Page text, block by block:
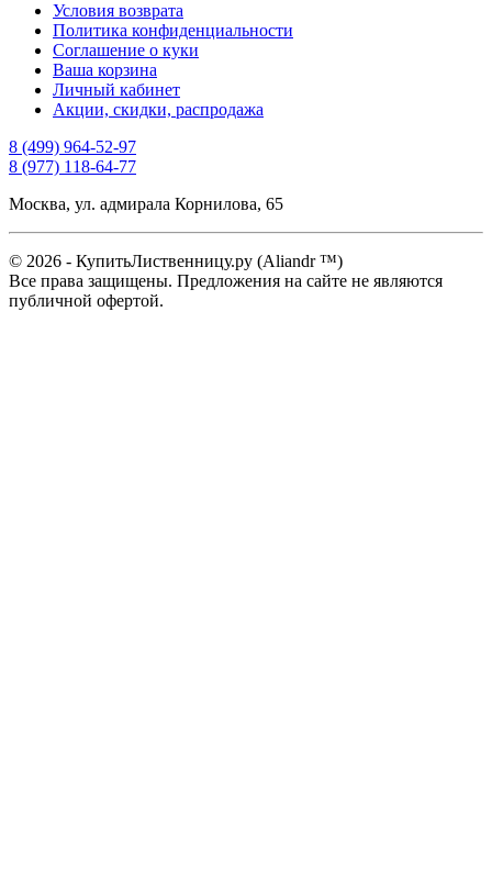
Условия возврата
Политика конфиденциальности
Соглашение о куки
Ваша корзина
Личный кабинет
Акции, скидки, распродажа
8 (499) 964-52-97
8 (977) 118-64-77
Москва, ул. адмирала Корнилова, 65
© 2026 - КупитьЛиственницу.ру (Aliandr ™)
Все права защищены. Предложения на сайте не являются
публичной офертой.